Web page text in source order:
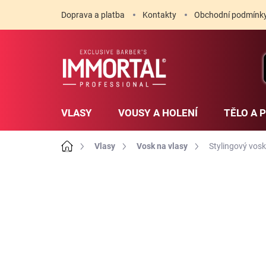
Doprava a platba Kontakty Obchodní
VLASY VOUSY A HOLENÍ TĚLO A
Domů Vlasy Vosk na vlasy Stylingový